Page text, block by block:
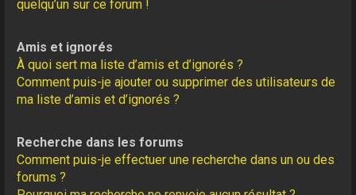
quelqu’un sur ce forum !
Amis et ignorés
À quoi sert ma liste d’amis et d’ignorés ?
Comment puis-je ajouter ou supprimer des utilisateurs de
ma liste d’amis et d’ignorés ?
Recherche dans les forums
Comment puis-je effectuer une recherche dans un ou des
forums ?